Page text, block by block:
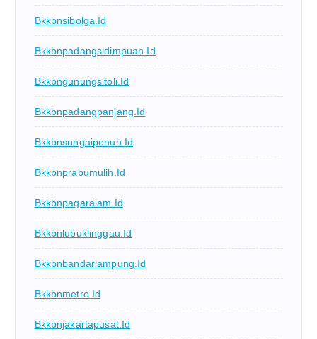
Bkkbnsibolga.id
Bkkbnpadangsidimpuan.id
Bkkbngunungsitoli.id
Bkkbnpadangpanjang.id
Bkkbnsungaipenuh.id
Bkkbnprabumulih.id
Bkkbnpagaralam.id
Bkkbnlubuklinggau.id
Bkkbnbandarlampung.id
Bkkbnmetro.id
Bkkbnjakartapusat.id